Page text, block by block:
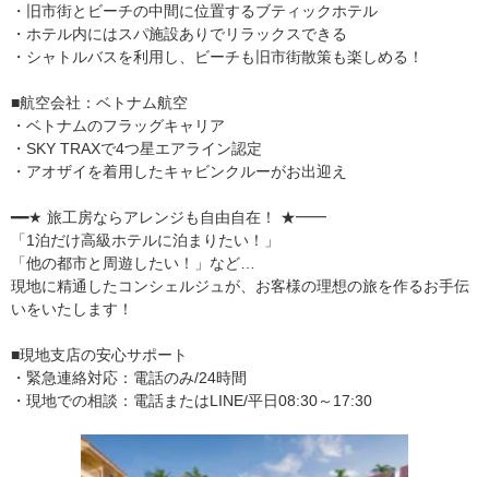
・旧市街とビーチの中間に位置するブティックホテル
・ホテル内にはスパ施設ありでリラックスできる
・シャトルバスを利用し、ビーチも旧市街散策も楽しめる！
■航空会社：ベトナム航空
・ベトナムのフラッグキャリア
・SKY TRAXで4つ星エアライン認定
・アオザイを着用したキャビンクルーがお出迎え
━━★ 旅工房ならアレンジも自由自在！ ★━━
「1泊だけ高級ホテルに泊まりたい！」
「他の都市と周遊したい！」など…
現地に精通したコンシェルジュが、お客様の理想の旅を作るお手伝
いをいたします！
■現地支店の安心サポート
・緊急連絡対応：電話のみ/24時間
・現地での相談：電話またはLINE/平日08:30～17:30